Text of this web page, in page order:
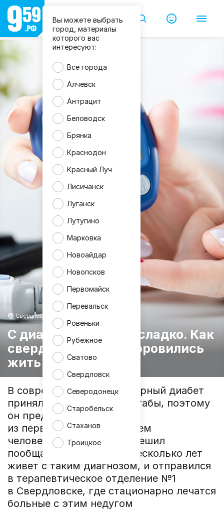
Вы можете выбрать
город, материалы
которого вас
интересуют:
Все города
Алчевск
Антрацит
Беловодск
Брянка
Краснодон
Красный Луч
Лисичанск
Луганск
Лутугино
Марковка
Новоайдар
Новопсков
Первомайск
Перевальск
Ровеньки
Рубежное
Сватово
Свердловск
Северодонецк
Старобельск
Стаханов
Троицкое
Свердловск
С диабетом жить несладко. Как
свердловчане приноровились
жить с болезнью?
В современном мире сахарный диабет
принял глобальные масштабы, поэтому
он представляет одну
из первостепенных проблем
человечества. «959.РФ» решил
пообщаться с теми, кто несколько лет
живет с таким диагнозом, и отправился
в терапевтическое отделение №1
в Свердловске, где стационарно лечатся
больные с этим недугом